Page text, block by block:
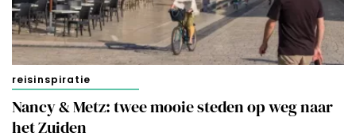
reisinspiratie
Nancy & Metz: twee mooie steden op weg naar
het Zuiden